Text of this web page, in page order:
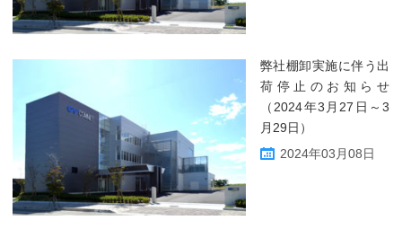
弊社棚卸実施に伴う出
荷停止のお知らせ
（2024年3月27日～3
月29日）
2024年03月08日